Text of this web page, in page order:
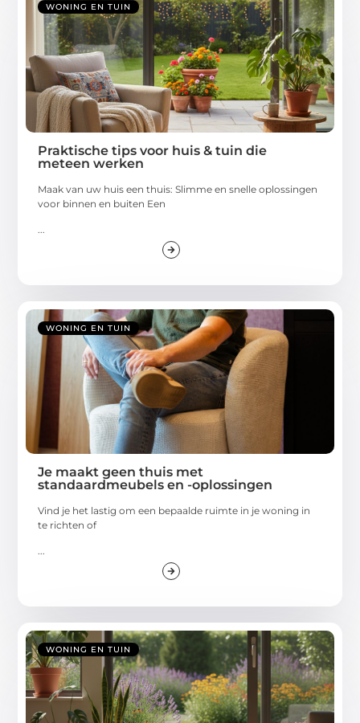
WONING EN TUIN
Praktische tips voor huis & tuin die
meteen werken
Maak van uw huis een thuis: Slimme en snelle oplossingen
voor binnen en buiten Een
...
WONING EN TUIN
Je maakt geen thuis met
standaardmeubels en -oplossingen
Vind je het lastig om een bepaalde ruimte in je woning in
te richten of
...
WONING EN TUIN